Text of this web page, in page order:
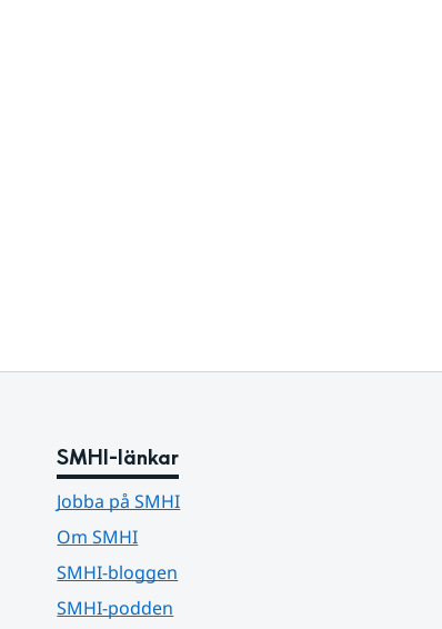
SMHI-länkar
Jobba på SMHI
Om SMHI
SMHI-bloggen
SMHI-podden